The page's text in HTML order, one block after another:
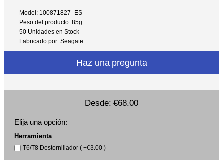
Model: 100871827_ES
Peso del producto: 85g
50 Unidades en Stock
Fabricado por: Seagate
Haz una pregunta
Desde: €68.00
Elija una opción:
Herramienta
T6/T8 Destornillador ( +€3.00 )